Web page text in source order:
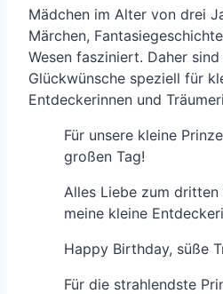
Mädchen im Alter von drei
Märchen,
Wesen fasziniert. Daher
Glückwünsche speziell für
Entdeckerinnen und
Für unsere kleine
großen Tag!
Alles Liebe zum dritten
meine kleine
Happy Birthday, süße
Für die strahlendste